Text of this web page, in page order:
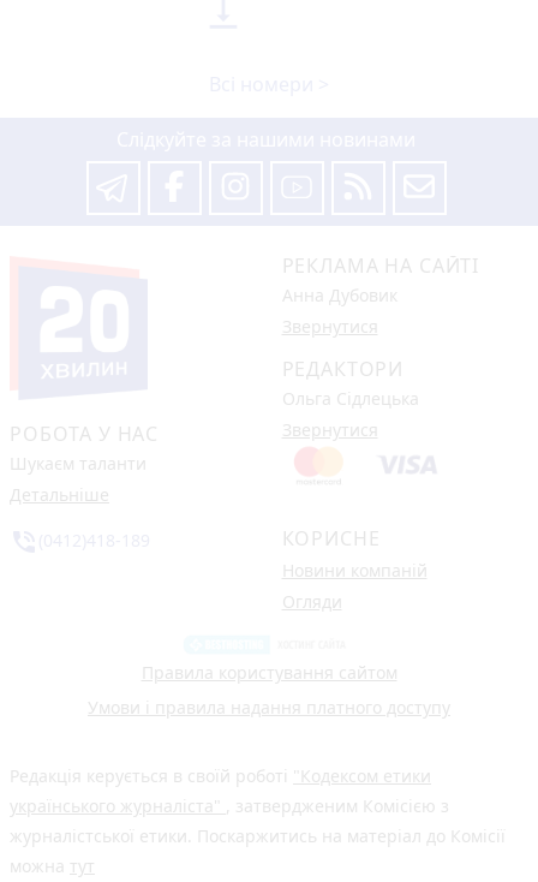
РОБОТА У НАС
Шукаєм таланти
Детальніше
РЕКЛАМА НА САЙТІ
Анна Дубовик
Звернутися
РЕДАКТОРИ
Ольга Сідлецька
Звернутися
КОРИСНЕ
Новини компаній
Огляди
Правила користування сайтом
Умови і правила надання платного доступу
Редакція керується в своїй роботі "Кодексом етики
українського журналіста"
, затвердженим Комісією з
журналістської етики. Поскаржитись на матеріал до Комісії
можна тут